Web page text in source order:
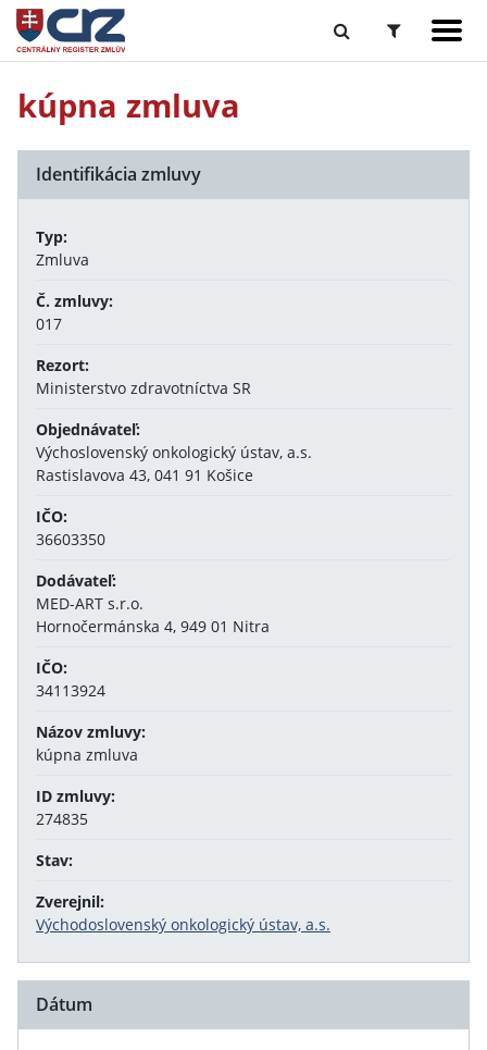
kúpna zmluva
Identifikácia zmluvy
Typ:
Zmluva
Č. zmluvy:
017
Rezort:
Ministerstvo zdravotníctva SR
Objednávateľ:
Výchoslovenský onkologický ústav, a.s.
Rastislavova 43, 041 91 Košice
IČO:
36603350
Dodávateľ:
MED-ART s.r.o.
Hornočermánska 4, 949 01 Nitra
IČO:
34113924
Názov zmluvy:
kúpna zmluva
ID zmluvy:
274835
Stav:
Zverejnil:
Východoslovenský onkologický ústav, a.s.
Dátum